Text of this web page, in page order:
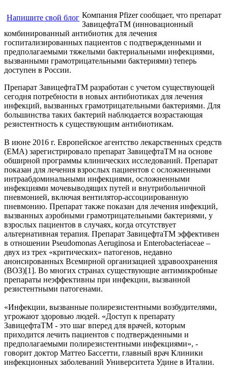
Напишите свой блог Компания Pfizer сообщает, что препарат
ЗавицефтаТМ (инновационный
комбинированный антибиотик для лечения
госпитализированных пациентов с подтвержденными и
предполагаемыми тяжелыми бактериальными инфекциями,
вызванными грамотрицательными бактериями) теперь
доступен в России.
Препарат ЗавицефтаТМ разработан с учетом существующей
сегодня потребности в новых антибиотиках для лечения
инфекций, вызванных грамотрицательными бактериями. Для
большинства таких бактерий наблюдается возрастающая
резистентность к существующим антибиотикам.
В июне 2016 г. Европейское агентство лекарственных средств
(EMA) зарегистрировало препарат ЗавицефтаТМ на основе
обширной программы клинических исследований. Препарат
показан для лечения взрослых пациентов с осложненными
интраабдоминальными инфекциями, осложненными
инфекциями мочевыводящих путей и внутрибольничной
пневмонией, включая вентилятор-ассоциированную
пневмонию. Препарат также показан для лечения инфекций,
вызванных аэробными грамотрицательными бактериями, у
взрослых пациентов в случаях, когда отсутствует
альтернативная терапия. Препарат ЗавицефтаТМ эффективен
в отношении Pseudomonas Aeruginosa и Enterobacteriaceae –
двух из трех «критических» патогенов, недавно
анонсированных Всемирной организацией здравоохранения
(ВОЗ)[1]. Во многих странах существующие антимикробные
препараты неэффективны при инфекции, вызванной
резистентными патогенами.
«Инфекции, вызванные полирезистентными возбудителями,
угрожают здоровью людей. «Доступ к препарату
ЗавицефтаТМ - это шаг вперед для врачей, которым
приходится лечить пациентов с подтвержденными и
предполагаемыми полирезистентными инфекциями», -
говорит доктор Маттео Бассетти, главный врач Клиники
инфекционных заболеваний Университета Удине в Италии.